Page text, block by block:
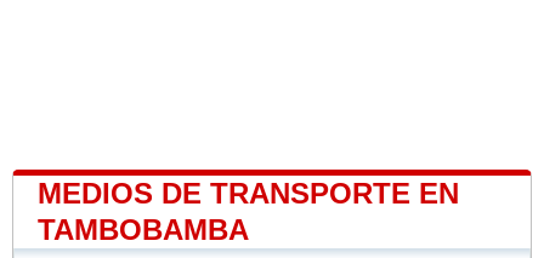
MEDIOS DE TRANSPORTE EN
TAMBOBAMBA